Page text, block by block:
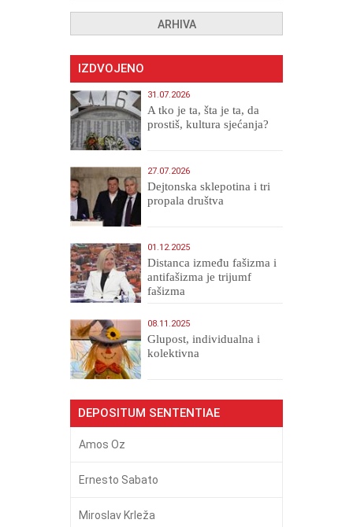
ARHIVA
IZDVOJENO
31.07.2026
A tko je ta, šta je ta, da
prostiš, kultura sjećanja?
27.07.2026
Dejtonska sklepotina i tri
propala društva
01.12.2025
Distanca između fašizma i
antifašizma je trijumf
fašizma
08.11.2025
Glupost, individualna i
kolektivna
DEPOSITUM SENTENTIAE
Amos Oz
Ernesto Sabato
Miroslav Krleža